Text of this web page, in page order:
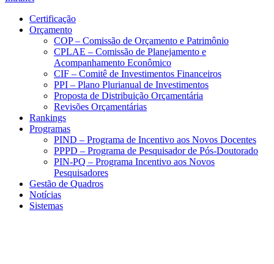
Certificação
Orçamento
COP – Comissão de Orçamento e Patrimônio
CPLAE – Comissão de Planejamento e
Acompanhamento Econômico
CIF – Comitê de Investimentos Financeiros
PPI – Plano Plurianual de Investimentos
Proposta de Distribuição Orçamentária
Revisões Orçamentárias
Rankings
Programas
PIND – Programa de Incentivo aos Novos Docentes
PPPD – Programa de Pesquisador de Pós-Doutorado
PIN-PQ – Programa Incentivo aos Novos
Pesquisadores
Gestão de Quadros
Notícias
Sistemas